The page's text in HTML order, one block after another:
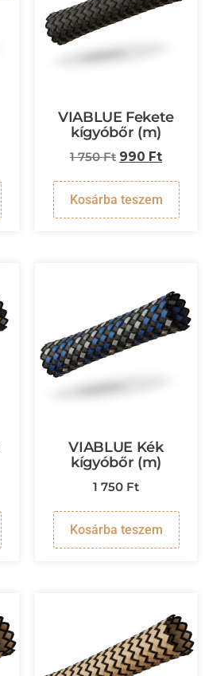
VIABLUE Fekete
kígyóbőr (m)
1 750Ft 990 Ft
Kosárba teszem
VIABLUE Kék
kígyóbőr (m)
1 750 Ft
Kosárba teszem